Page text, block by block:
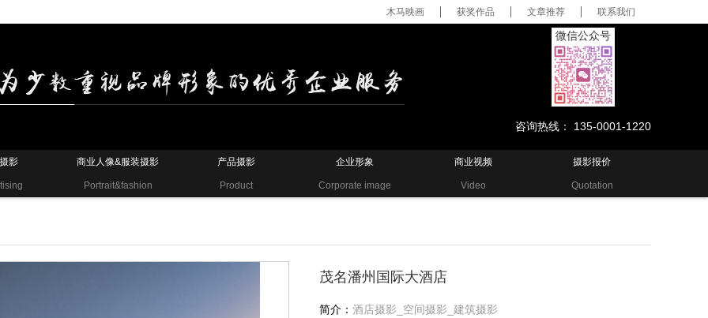
木马映画 获奖作品 文章推荐 联系我们
微信公众号
咨询热线： 135-0001-1220
影 商业人像&服装摄影
Portrait&fashion
产品摄影
Product
企业形象
Corporate image
商业视频
Video
摄影报价
Quotation
茂名潘州国际大酒店
简介： 酒店摄影_空间摄影_建筑摄影